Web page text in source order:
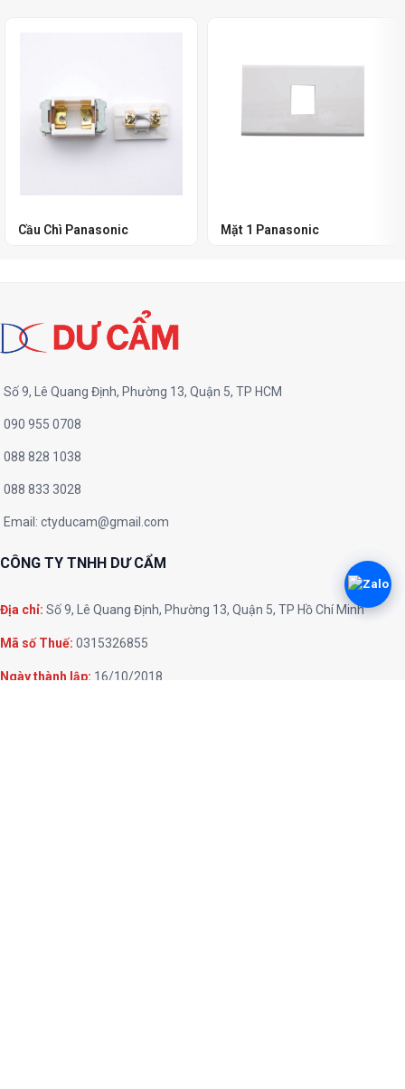
Cầu Chì Panasonic Mặt 1 Panasonic
Số 9, Lê Quang Định, Phường 13, Quận 5, TP HCM
090 955 0708
088 828 1038
088 833 3028
Email: ctyducam@gmail.com
CÔNG TY TNHH DƯ CẨM
Địa chỉ: Số 9, Lê Quang Định, Phường 13, Quận 5, TP Hồ Chí Minh
Mã số Thuế: 0315326855
Ngày thành lập: 16/10/2018